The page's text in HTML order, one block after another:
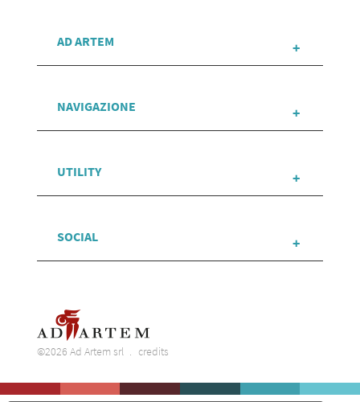
AD ARTEM
NAVIGAZIONE
UTILITY
SOCIAL
©2026 Ad Artem srl credits